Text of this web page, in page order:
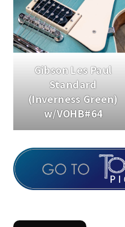
Gibson Les Paul
Standard
(Inverness Green)
w/VOHB#64